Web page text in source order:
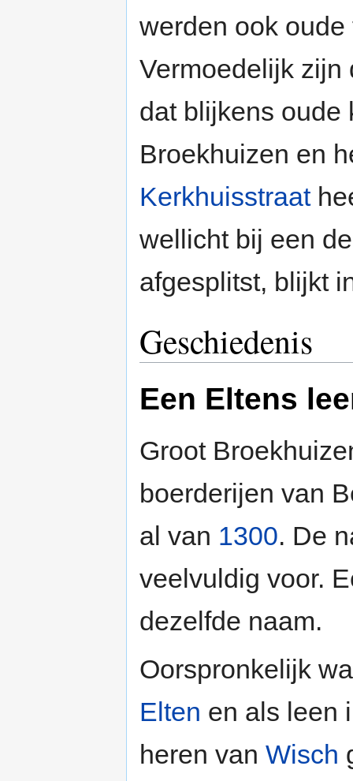
werden ook
Vermoedelijk zijn
dat blijkens oude
Broekhuizen en
Kerkhuisstraat
wellicht bij een
afgesplitst, blijkt
Geschiedenis
Een Eltens
Groot
boerderijen van
al van 1300. De
veelvuldig voor.
dezelfde naam.
Oorspronkelijk
Elten en als leen
heren van Wisch